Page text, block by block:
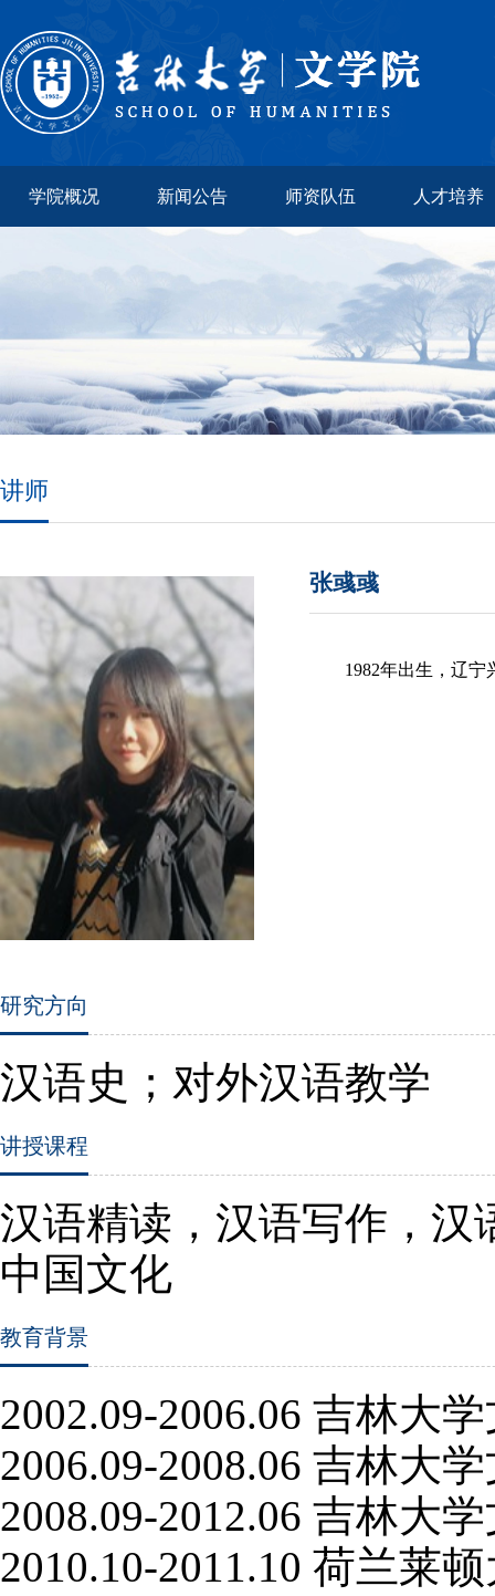
学院概况 新闻公告 师资队伍 人才培养
讲师
张彧彧
1982年出生，辽宁
研究方向
汉语史；对外汉语教学
讲授课程
汉语精读，汉语写作，汉
中国文化
教育背景
2002.09-2006.06 吉林大
2006.09-2008.06 吉林大
2008.09-2012.06 吉林大
2010.10-2011.10 荷兰莱